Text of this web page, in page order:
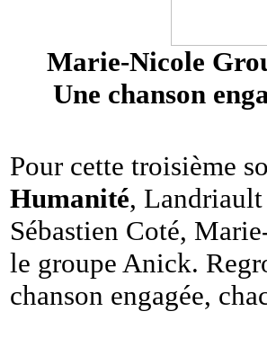
Marie-Nicole
Une chanson
Pour cette troisième
Humanité,
Sébastien Coté,
le groupe Anick.
chanson engagée,